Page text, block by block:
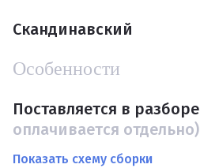
Скандинавский
Особенности
Поставляется в разборе
оплачивается отдельно)
Показать схему сборки